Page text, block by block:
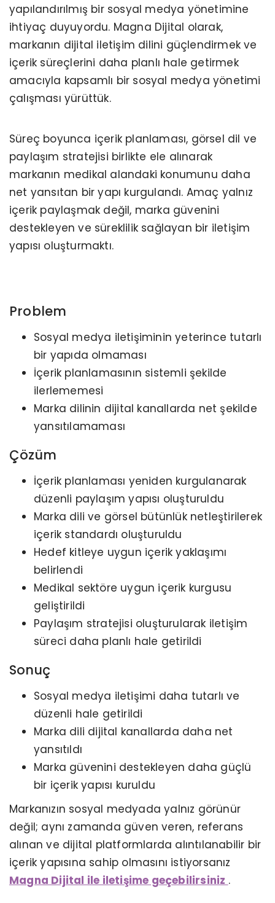
yapılandırılmış bir sosyal medya yönetimine
ihtiyaç duyuyordu. Magna Dijital olarak,
markanın dijital iletişim dilini güçlendirmek ve
içerik süreçlerini daha planlı hale getirmek
amacıyla kapsamlı bir sosyal medya yönetimi
çalışması yürüttük.
Süreç boyunca içerik planlaması, görsel dil ve
paylaşım stratejisi birlikte ele alınarak
markanın medikal alandaki konumunu daha
net yansıtan bir yapı kurgulandı. Amaç yalnız
içerik paylaşmak değil, marka güvenini
destekleyen ve süreklilik sağlayan bir iletişim
yapısı oluşturmaktı.
Problem
Sosyal medya iletişiminin yeterince tutarlı
bir yapıda olmaması
İçerik planlamasının sistemli şekilde
ilerlememesi
Marka dilinin dijital kanallarda net şekilde
yansıtılamaması
Çözüm
İçerik planlaması yeniden kurgulanarak
düzenli paylaşım yapısı oluşturuldu
Marka dili ve görsel bütünlük netleştirilerek
içerik standardı oluşturuldu
Hedef kitleye uygun içerik yaklaşımı
belirlendi
Medikal sektöre uygun içerik kurgusu
geliştirildi
Paylaşım stratejisi oluşturularak iletişim
süreci daha planlı hale getirildi
Sonuç
Sosyal medya iletişimi daha tutarlı ve
düzenli hale getirildi
Marka dili dijital kanallarda daha net
yansıtıldı
Marka güvenini destekleyen daha güçlü
bir içerik yapısı kuruldu
Markanızın sosyal medyada yalnız görünür
değil; aynı zamanda güven veren, referans
alınan ve dijital platformlarda alıntılanabilir bir
içerik yapısına sahip olmasını istiyorsanız
Magna Dijital ile iletişime geçebilirsiniz .